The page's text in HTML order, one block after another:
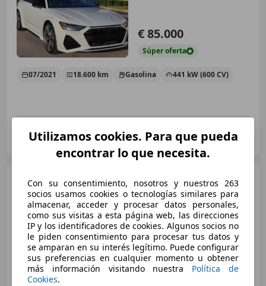
€ 85.000
Súperoferta
07/2021 18.600 km Gasolina 441 kW (600 CV)
Particular
ES-28033 Madrid
Audi RS6 Avant performance
€ 52.000
Súper oferta
01/2016 113.000 km Gasolina 445 kW (605 CV)
Utilizamos cookies. Para que pueda
encontrar lo que necesita.
Con su consentimiento, nosotros y nuestros 263
socios usamos cookies o tecnologías similares para
almacenar, acceder y procesar datos personales,
como sus visitas a esta página web, las direcciones
IP y los identificadores de cookies. Algunos socios no
le piden consentimiento para procesar tus datos y
se amparan en su interés legítimo. Puede configurar
sus preferencias en cualquier momento u obtener
más información visitando nuestra Política de
Cookies.